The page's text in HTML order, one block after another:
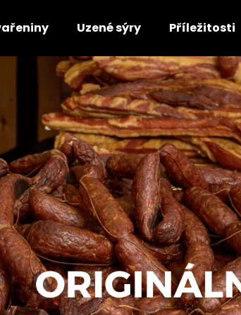
Uzené sýry Příležitosti
Co potřebujete najít?
HLEDAT
Doporučujeme